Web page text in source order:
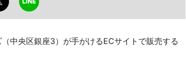
中央区銀座3）が手がけるECサイトで販売する